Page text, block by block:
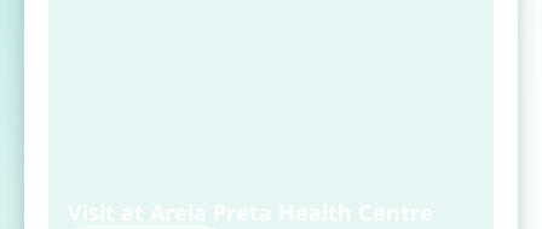
Visit at Areia Preta Health Centre